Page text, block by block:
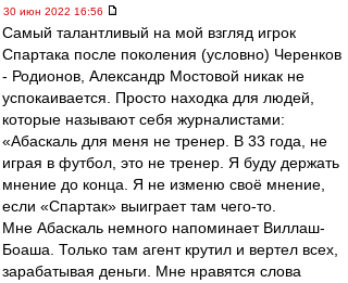
30 июн 2022 16:56
Самый талантливый на мой взгляд игрок
Спартака после поколения (условно) Черенков
- Родионов, Александр Мостовой никак не
успокаивается. Просто находка для людей,
которые называют себя журналистами:
«Абаскаль для меня не тренер. В 33 года, не
играя в футбол, это не тренер. Я буду держать
мнение до конца. Я не изменю своё мнение,
если «Спартак» выиграет там чего-то.
Мне Абаскаль немного напоминает Виллаш-
Боаша. Только там агент крутил и вертел всех,
зарабатывая деньги. Мне нравятся слова